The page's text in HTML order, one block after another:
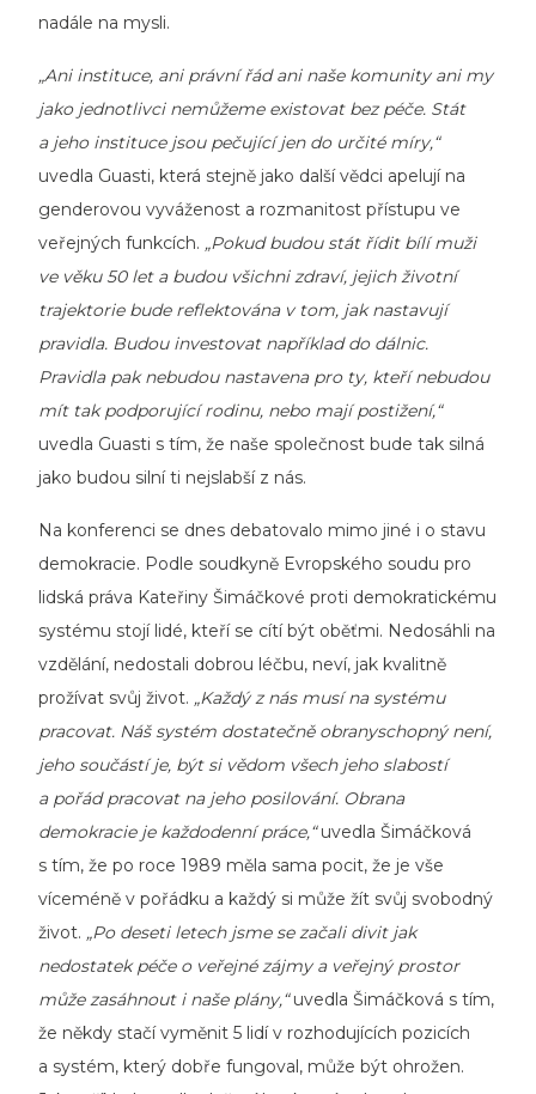
nadále na mysli.
„Ani instituce, ani právní řád ani naše komunity ani my
jako jednotlivci nemůžeme existovat bez péče. Stát
a jeho instituce jsou pečující jen do určité míry,“
uvedla Guasti, která stejně jako další vědci apelují na
genderovou vyváženost a rozmanitost přístupu ve
veřejných funkcích. „Pokud budou stát řídit bílí muži
ve věku 50 let a budou všichni zdraví, jejich životní
trajektorie bude reflektována v tom, jak nastavují
pravidla. Budou investovat například do dálnic.
Pravidla pak nebudou nastavena pro ty, kteří nebudou
mít tak podporující rodinu, nebo mají postižení,“
uvedla Guasti s tím, že naše společnost bude tak silná
jako budou silní ti nejslabší z nás.
Na konferenci se dnes debatovalo mimo jiné i o stavu
demokracie. Podle soudkyně Evropského soudu pro
lidská práva Kateřiny Šimáčkové proti demokratickému
systému stojí lidé, kteří se cítí být oběťmi. Nedosáhli na
vzdělání, nedostali dobrou léčbu, neví, jak kvalitně
prožívat svůj život. „Každý z nás musí na systému
pracovat. Náš systém dostatečně obranyschopný není,
jeho součástí je, být si vědom všech jeho slabostí
a pořád pracovat na jeho posilování. Obrana
demokracie je každodenní práce,“uvedla Šimáčková
s tím, že po roce 1989 měla sama pocit, že je vše
víceméně v pořádku a každý si může žít svůj svobodný
život. „Po deseti letech jsme se začali divit jak
nedostatek péče o veřejné zájmy a veřejný prostor
může zasáhnout i naše plány,“uvedla Šimáčková s tím,
že někdy stačí vyměnit 5 lidí v rozhodujících pozicích
a systém, který dobře fungoval, může být ohrožen.